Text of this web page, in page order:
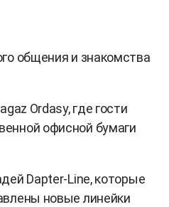
общения и знакомства
Ordasy, где гости
офисной бумаги
Dapter-Line, которые
новые линейки